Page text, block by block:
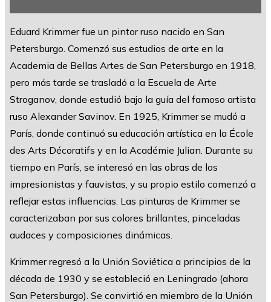
Eduard Krimmer fue un pintor ruso nacido en San
Petersburgo. Comenzó sus estudios de arte en la
Academia de Bellas Artes de San Petersburgo en 1918,
pero más tarde se trasladó a la Escuela de Arte
Stroganov, donde estudió bajo la guía del famoso artista
ruso Alexander Savinov. En 1925, Krimmer se mudó a
París, donde continuó su educación artística en la École
des Arts Décoratifs y en la Académie Julian. Durante su
tiempo en París, se interesó en las obras de los
impresionistas y fauvistas, y su propio estilo comenzó a
reflejar estas influencias. Las pinturas de Krimmer se
caracterizaban por sus colores brillantes, pinceladas
audaces y composiciones dinámicas.
Krimmer regresó a la Unión Soviética a principios de la
década de 1930 y se estableció en Leningrado (ahora
San Petersburgo). Se convirtió en miembro de la Unión